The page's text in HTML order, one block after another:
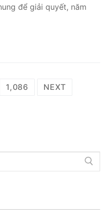
để giải quyết, năm
1,086 NEXT